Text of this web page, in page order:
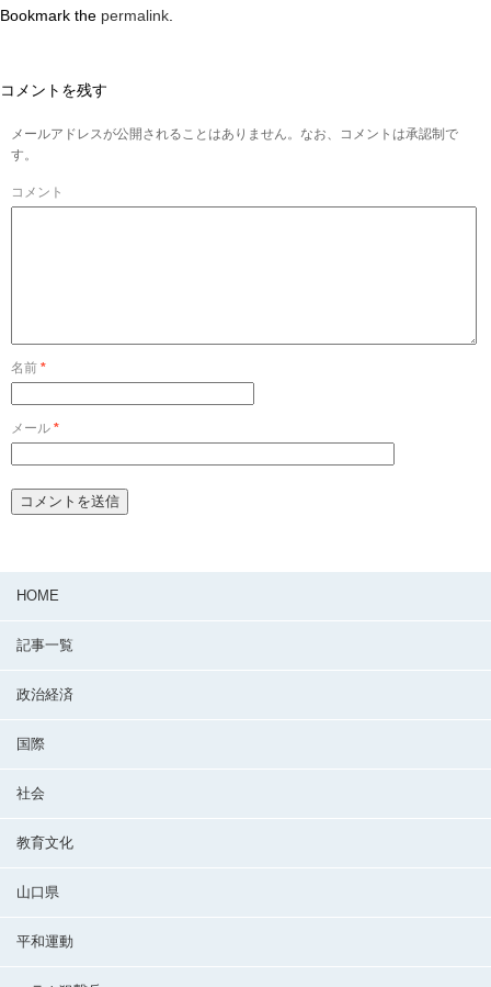
Bookmark the permalink.
コメントを残す
メールアドレスが公開されることはありません。なお、コメントは承認制で
す。
コメント
名前 *
メール *
HOME
記事一覧
政治経済
国際
社会
教育文化
山口県
平和運動